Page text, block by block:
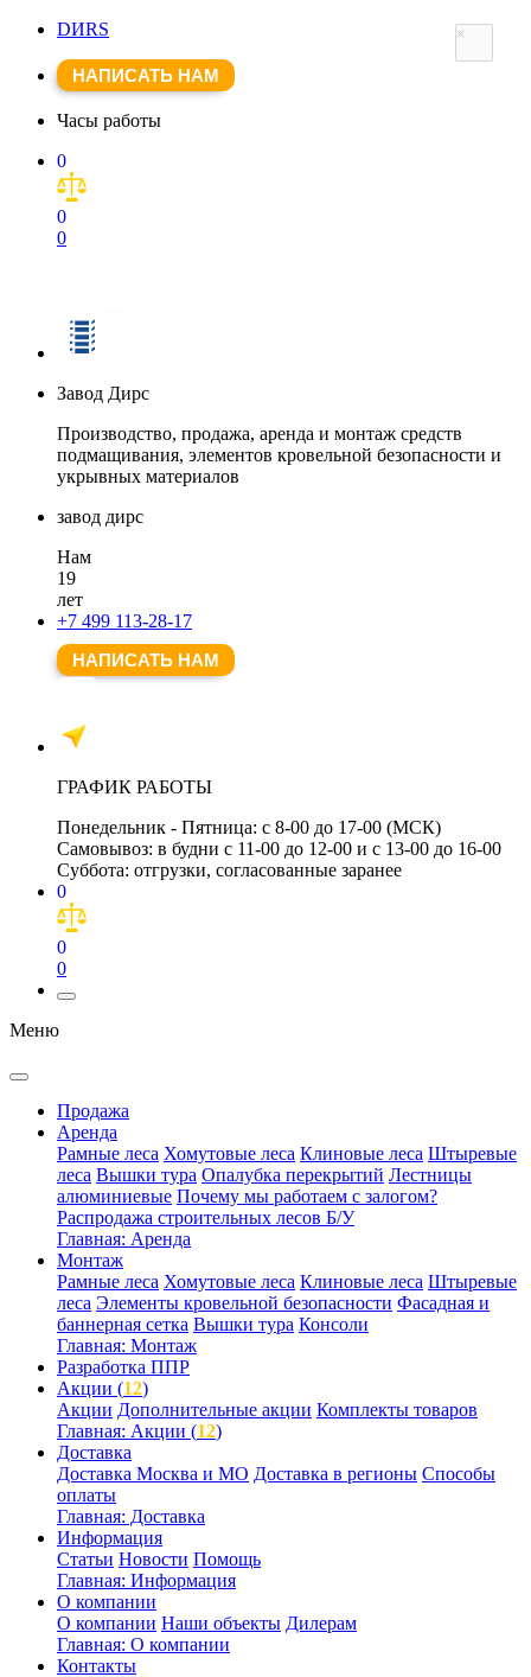
DИRS
НАПИСАТЬ НАМ
Часы работы
0
0
0
Завод Дирс
Производство, продажа, аренда и монтаж средств
подмащивания, элементов кровельной безопасности и
укрывных материалов
завод дирс
Нам
19
лет
+7 499 113-28-17
НАПИСАТЬ НАМ
ГРАФИК РАБОТЫ
Понедельник - Пятница: с 8-00 до 17-00 (МСК)
Самовывоз: в будни с 11-00 до 12-00 и с 13-00 до 16-00
Суббота: отгрузки, согласованные заранее
0
0
0
Меню
Продажа
Аренда
Рамные леса Хомутовые леса Клиновые леса Штыревые
леса Вышки тура Опалубка перекрытий Лестницы
алюминиевые Почему мы работаем с залогом?
Распродажа строительных лесов Б/У
Главная: Аренда
Монтаж
Рамные леса Хомутовые леса Клиновые леса Штыревые
леса Элементы кровельной безопасности Фасадная и
баннерная сетка Вышки тура Консоли
Главная: Монтаж
Разработка ППР
Акции (12)
Акции Дополнительные акции Комплекты товаров
Главная: Акции (12)
Доставка
Доставка Москва и МО Доставка в регионы Способы
оплаты
Главная: Доставка
Информация
Статьи Новости Помощь
Главная: Информация
О компании
О компании Наши объекты Дилерам
Главная: О компании
Контакты
×